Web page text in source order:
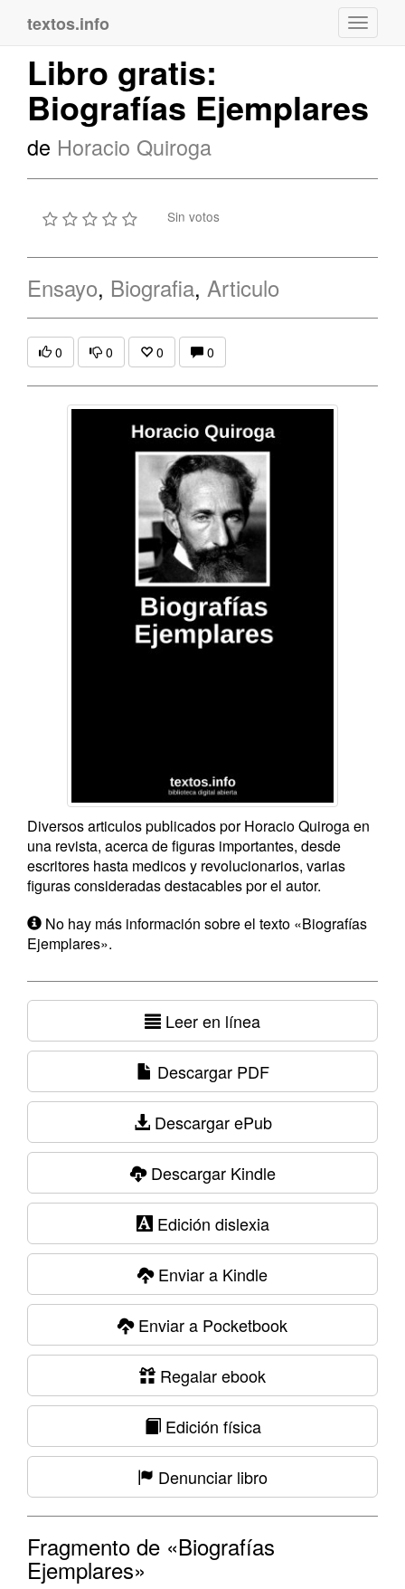
textos.info
Libro gratis:
Biografías Ejemplares
de Horacio Quiroga
Sin votos
Ensayo, Biografia, Articulo
0 0 0 0
Diversos articulos publicados por Horacio Quiroga en
una revista, acerca de figuras importantes, desde
escritores hasta medicos y revolucionarios, varias
figuras consideradas destacables por el autor.
No hay más información sobre el texto «Biografías
Ejemplares».
Leer en línea
Descargar PDF
Descargar ePub
Descargar Kindle
Edición dislexia
Enviar a Kindle
Enviar a Pocketbook
Regalar ebook
Edición física
Denunciar libro
Fragmento de «Biografías
Ejemplares»